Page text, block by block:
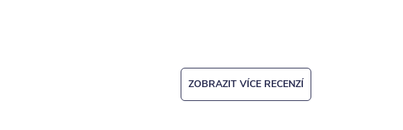
ZOBRAZIT VÍCE RECENZÍ